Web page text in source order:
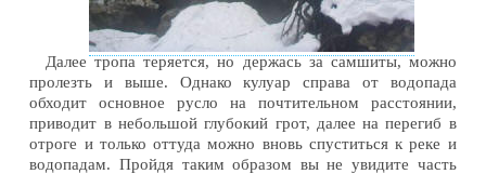
Далее тропа теряется, но держась за самшиты, можно
пролезть и выше. Однако кулуар справа от водопада
обходит основное русло на почтительном расстоянии,
приводит в небольшой глубокий грот, далее на перегиб в
отроге и только оттуда можно вновь спуститься к реке и
водопадам. Пройдя таким образом вы не увидите часть